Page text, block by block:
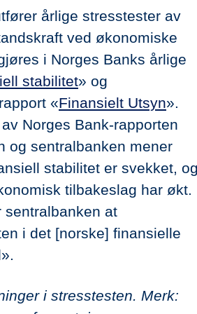
årlige stresstester av
ved økonomiske
i Norges Banks årlige
stabilitet» og
«Finansielt Utsyn».
Norges Bank-rapporten
og sentralbanken mener
stabilitet er svekket,
tilbakeslag har økt.
sentralbanken at
i det [norske] finansielle
i stresstesten. Merk: